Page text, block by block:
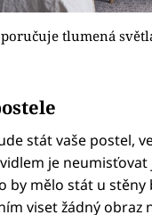
tlumená
stát vaše postel,
je
by mělo stát u stěny
viset žádný obraz